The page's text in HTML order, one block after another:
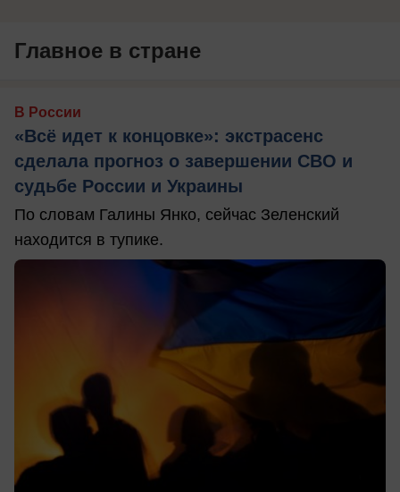
Главное в стране
В России
«Всё идет к концовке»: экстрасенс
сделала прогноз о завершении СВО и
судьбе России и Украины
По словам Галины Янко, сейчас Зеленский
находится в тупике.